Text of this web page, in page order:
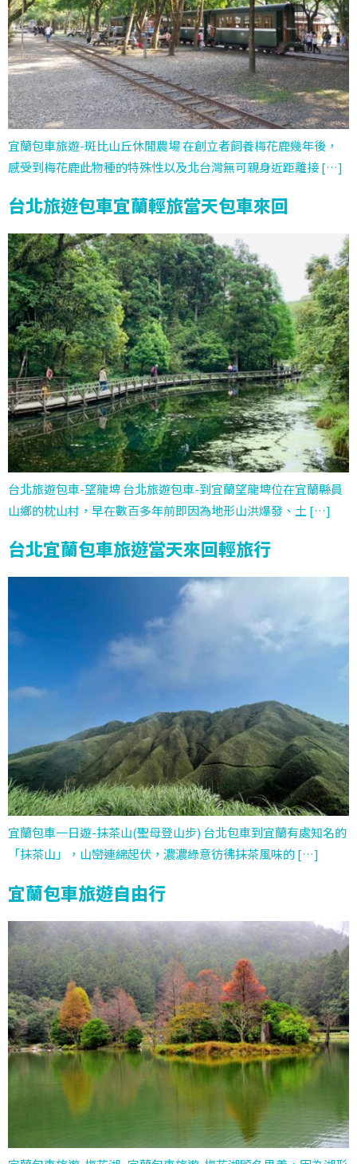
宜蘭包車旅遊-斑比山丘休閒農場 在創立者飼養梅花鹿幾年後，
感受到梅花鹿此物種的特殊性以及北台灣無可親身近距離接 […]
台北旅遊包車宜蘭輕旅當天包車來回
台北旅遊包車-望龍埤 台北旅遊包車-到宜蘭望龍埤位在宜蘭縣員
山鄉的枕山村，早在數百多年前即因為地形山洪爆發、土 […]
台北宜蘭包車旅遊當天來回輕旅行
宜蘭包車一日遊-抹茶山(聖母登山步) 台北包車到宜蘭有處知名的
「抹茶山」，山巒連綿起伏，濃濃綠意彷彿抹茶風味的 […]
宜蘭包車旅遊自由行